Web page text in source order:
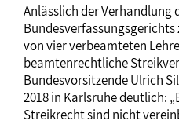
Anlässlich der Verhandlung
Bundesverfassungsgerichts
von vier verbeamteten
beamtenrechtliche
Bundesvorsitzende Ulrich
2018 in Karlsruhe deutlich:
Streikrecht sind nicht